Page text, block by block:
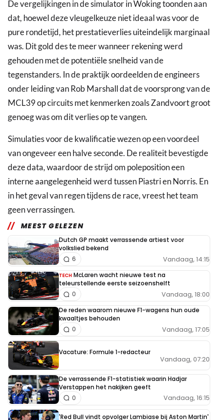
De vergelijkingen in de simulator in Woking toonden aan
dat, hoewel deze vleugelkeuze niet ideaal was voor de
pure rondetijd, het prestatieverlies uiteindelijk marginaal
was. Dit gold des te meer wanneer rekening werd
gehouden met de potentiële snelheid van de
tegenstanders. In de praktijk oordeelden de engineers
onder leiding van Rob Marshall dat de voorsprong van de
MCL39 op circuits met kenmerken zoals Zandvoort groot
genoeg was om dit verlies op te vangen.
Simulaties voor de kwalificatie wezen op een voordeel
van ongeveer een halve seconde. De realiteit bevestigde
deze data, waardoor de strijd om poleposition een
interne aangelegenheid werd tussen Piastri en Norris. En
in het geval van regen tijdens de race, vreest het team
geen verrassingen.
MEEST GELEZEN
Dutch GP maakt verrassende artiest voor
volkslied bekend
Vandaag, 14:15
6
TECH McLaren wacht nieuwe test na
teleurstellende eerste seizoenshelft
Vandaag, 18:00
0
De reden waarom nieuwe F1-wagens hun oude
kwaaltjes behouden
Vandaag, 17:05
0
Vacature: Formule 1-redacteur
Vandaag, 07:20
De verrassende F1-statistiek waarin Hadjar
Verstappen het nakijken geeft
Vandaag, 16:15
0
'Red Bull vindt opvolger Lambiase bij Aston Martin'